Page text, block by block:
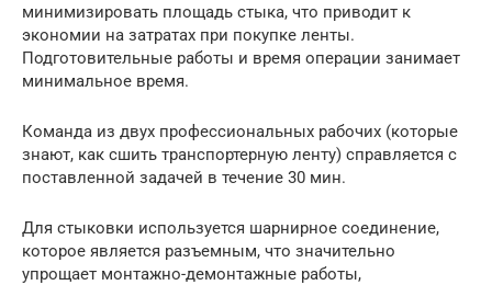
минимизировать площадь стыка, что приводит к
экономии на затратах при покупке ленты.
Подготовительные работы и время операции занимает
минимальное время.
Команда из двух профессиональных рабочих (которые
знают, как сшить транспортерную ленту) справляется с
поставленной задачей в течение 30 мин.
Для стыковки используется шарнирное соединение,
которое является разъемным, что значительно
упрощает монтажно-демонтажные работы,